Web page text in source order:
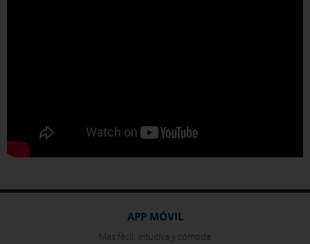
APP MÓVIL
Más fácil, intuitiva y cómoda